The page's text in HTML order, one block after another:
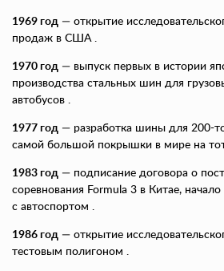
1969 год — открытие
продаж в США .
1970 год — выпуск первых в истории
производства стальных шин для
автобусов .
1977 год — разработка шины для 200-
самой большой покрышки в мире на
1983 год — подписание договора о
соревнования Formula 3 в Китае,
с автоспортом .
1986 год — открытие
тестовым полигоном .